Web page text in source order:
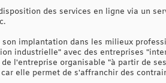
des services en ligne via un
implantation dans les milieux
industrielle" avec des entreprises
l'entreprise organisable "à partir de
elle permet de s'affranchir des